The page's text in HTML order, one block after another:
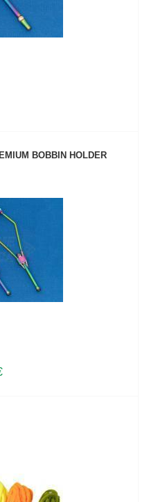
BOBBIN HOLDER